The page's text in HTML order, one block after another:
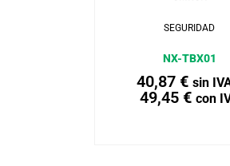
SEGURIDAD
NX-TBX01
40,87 € sin
49,45 € con